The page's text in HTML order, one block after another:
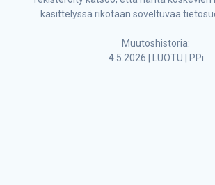
käsittelyssä rikotaan soveltuvaa
Muutoshistoria:
4.5.2026 | LUOTU | PPi